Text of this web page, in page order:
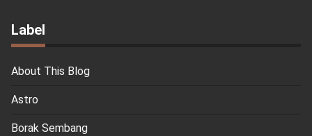
Label
About This Blog
Astro
Borak Sembang